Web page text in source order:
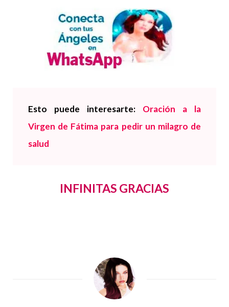
Esto puede interesarte: Oración a la
Virgen de Fátima para pedir un milagro de
salud
INFINITAS GRACIAS